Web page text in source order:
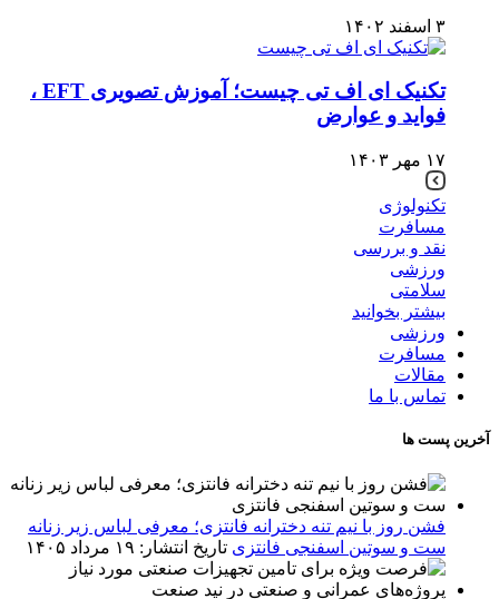
۳ اسفند ۱۴۰۲
تکنیک ای اف تی چیست؛ آموزش تصویری EFT ،
فواید و عوارض
۱۷ مهر ۱۴۰۳
تکنولوژی
مسافرت
نقد و بررسی
ورزشی
سلامتی
بیشتر بخوانید
ورزشی
مسافرت
مقالات
تماس با ما
آخرین پست ها
فشن روز با نیم تنه دخترانه فانتزی؛ معرفی لباس زیر زنانه
ست و سوتین اسفنجی فانتزی تاریخ انتشار: ۱۹ مرداد ۱۴۰۵